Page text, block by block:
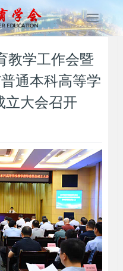
T
o
g
l
e
g
a
t
i
o
n
教学工作会暨
通本科高等学
立大会召开